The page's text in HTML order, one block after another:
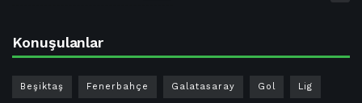
Konuşulanlar
Beşiktaş Fenerbahçe Galatasaray Gol Lig